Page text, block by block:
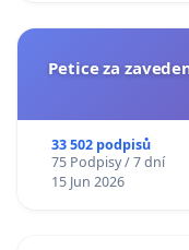
Petice za
33 502 podpisů
75 Podpisy / 7 dní
15 Jun 2026